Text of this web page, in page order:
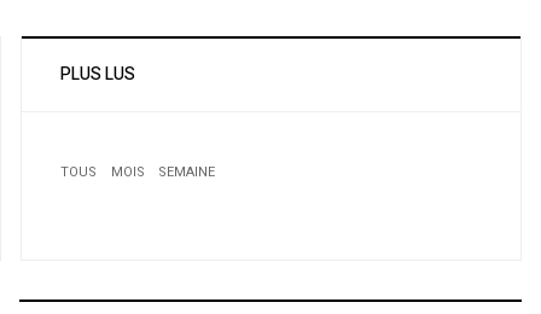
PLUS LUS
TOUS MOIS
SEMAINE
Ambassade d'Algerie au Canada: Communiqué Sur la